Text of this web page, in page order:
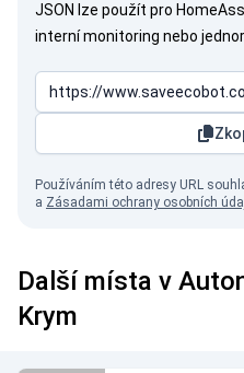
JSON lze použít pro
interní monitoring nebo
Používáním této adresy URL
a Zásadami ochrany osobních
Další místa v
Krym